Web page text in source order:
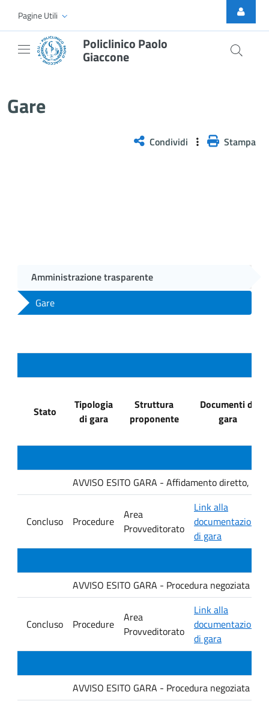
Skip to Main Content
Pagine Utili
Policlinico Paolo
Giaccone
Gare
Condividi Stampa
Amministrazione trasparente
Gare
Stato
Tipologia
di gara
Struttura
proponente
Documenti di
gara
AVVISO ESITO GARA - Affidamento diretto, ai
Concluso Procedure
Area
Provveditorato
Link alla
documentazione
di gara
AVVISO ESITO GARA - Procedura negoziata
Concluso Procedure
Area
Provveditorato
Link alla
documentazione
di gara
AVVISO ESITO GARA - Procedura negoziata